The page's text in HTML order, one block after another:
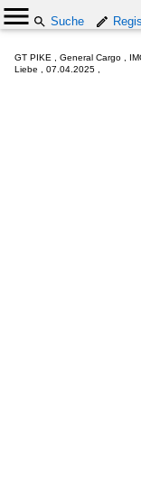
Suche
GT PIKE , General Cargo ,
Liebe , 07.04.2025 ,